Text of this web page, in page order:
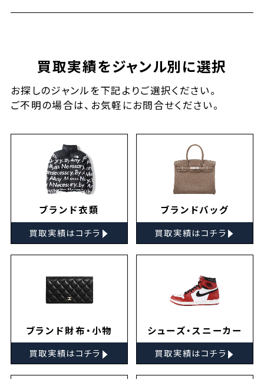
買取実績をジャンル別に選択
お探しのジャンルを下記よりご選択ください。
ご不明の場合は、お気軽にお問合せください。
ブランド衣類
買取実績はコチラ ▸
ブランドバッグ
買取実績はコチラ ▸
ブランド財布・小物
買取実績はコチラ ▸
シューズ・スニーカー
買取実績はコチラ ▸